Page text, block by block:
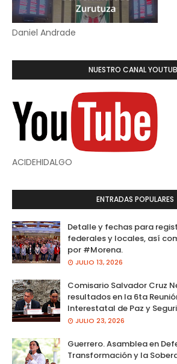
Daniel Andrade
NUESTRO CANAL
ACIDEHIDALGO
ENTRADAS POPULARES
Detalle y fechas para
federales y locales, así
por #Morena.
JULIO 13, 2026
Comisario Salvador Cruz
resultados en la 6ta
Interestatal de Paz y
JULIO 23, 2026
Guerrero. Asamblea en
Transformación y la